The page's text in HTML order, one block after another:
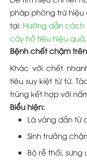
pháp phòng trừ
tại: Hướng dẫn
cây hồ tiêu hiệu quả.
Bệnh chết chậm
Khác với chết
tiêu suy kiệt từ từ.
trùng kết hợp với
Biểu hiện:
Lá vàng dần từ
Sinh trưởng
Bộ rễ thối,